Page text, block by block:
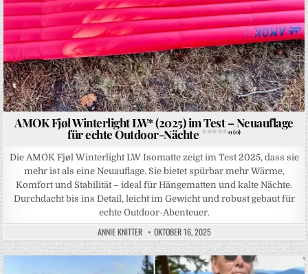
AMOK Fjøl Winterlight LW* (2025) im Test – Neuauflage
für echte Outdoor-Nächte 0 (0)
Die AMOK Fjøl Winterlight LW Isomatte zeigt im Test 2025, dass sie
mehr ist als eine Neuauflage. Sie bietet spürbar mehr Wärme,
Komfort und Stabilität – ideal für Hängematten und kalte Nächte.
Durchdacht bis ins Detail, leicht im Gewicht und robust gebaut für
echte Outdoor-Abenteuer.
ANNIE KNITTER OKTOBER 16, 2025